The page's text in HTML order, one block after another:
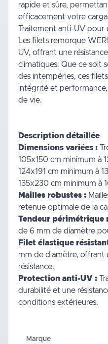
rapide et sûre,
efficacement votre
Traitement anti-UV pour
Les filets remorque
UV, offrant une
climatiques. Que ce soit
des intempéries, ces
intégrité et
de vie.
Description détaillée
Dimensions variées :
105x150 cm minimum à
124x191 cm minimum à
135x230 cm minimum à
Mailles robustes :
retenue optimale de la
Tendeur périmétrique
de 6 mm de diamètre
Filet élastique
mm de diamètre, offrant
résistance.
Protection anti-UV :
durabilité et une
conditions extérieures.
Marque